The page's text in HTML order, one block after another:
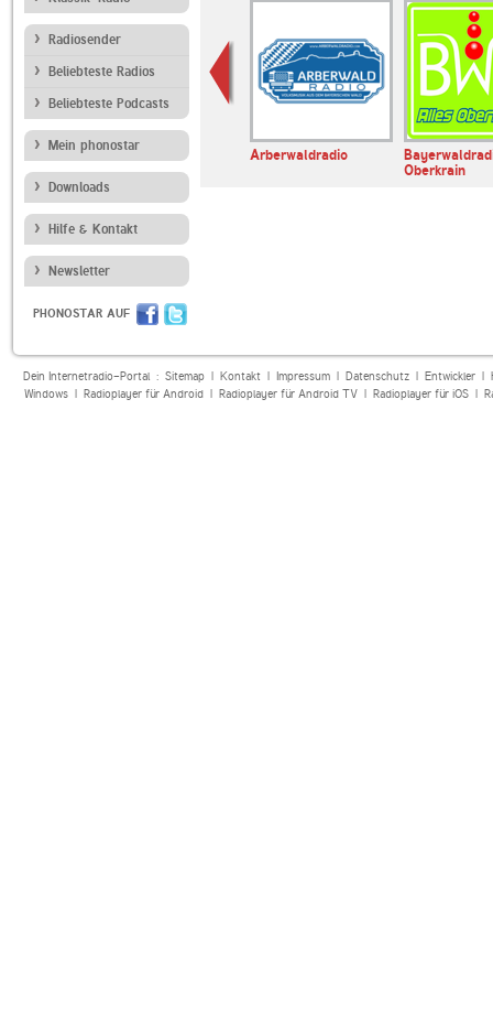
Radiosender
Beliebteste Radios
Beliebteste Podcasts
Mein phonostar
Downloads
Hilfe & Kontakt
Newsletter
PHONOSTAR AUF
Arberwaldradio
Oberkrain
Dein Internetradio-Portal : Sitemap| Kontakt| Impressum| Datenschutz| Entwickler|
Windows| Radioplayer für Android| Radioplayer für Android TV| Radioplayer für iOS|